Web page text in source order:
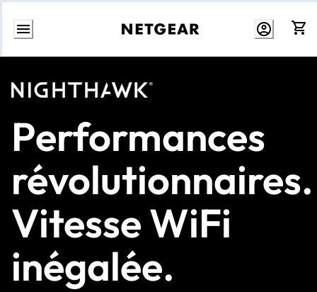
Aller
contenu
Performances
révolutionnaires.
Vitesse WiFi
inégalée.